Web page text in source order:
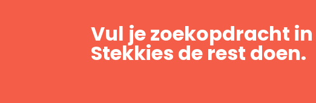
Vul je zoekopdracht
Stekkies de rest doen.